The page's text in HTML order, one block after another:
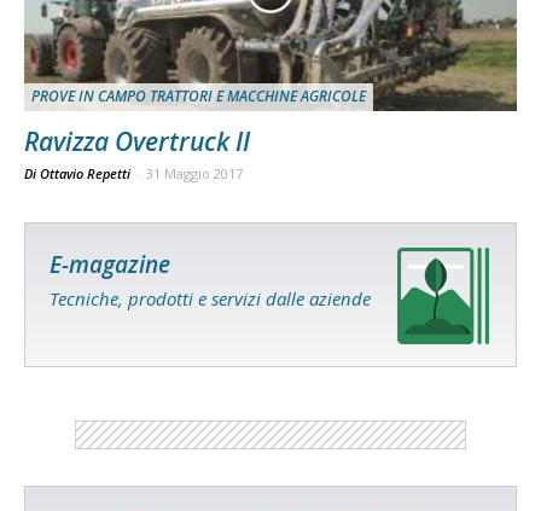
PROVE IN CAMPO TRATTORI E MACCHINE AGRICOLE
Ravizza Overtruck II
Di Ottavio Repetti - 31 Maggio 2017
E-magazine
Tecniche, prodotti e servizi dalle aziende